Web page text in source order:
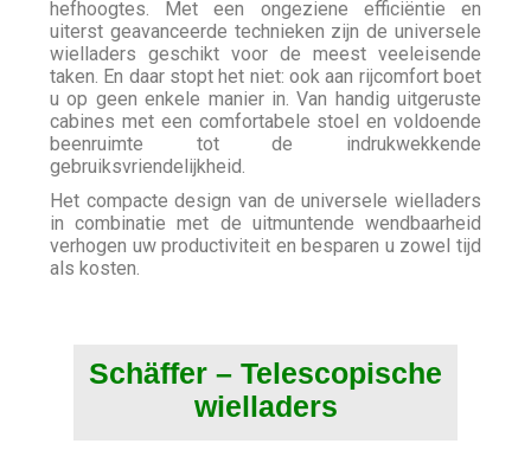
hefhoogtes. Met een ongeziene efficiëntie en
uiterst geavanceerde technieken zijn de universele
wielladers geschikt voor de meest veeleisende
taken. En daar stopt het niet: ook aan rijcomfort boet
u op geen enkele manier in. Van handig uitgeruste
cabines met een comfortabele stoel en voldoende
beenruimte tot de indrukwekkende
gebruiksvriendelijkheid.
Het compacte design van de universele wielladers
in combinatie met de uitmuntende wendbaarheid
verhogen uw productiviteit en besparen u zowel tijd
als kosten.
Schäffer – Telescopische
wielladers